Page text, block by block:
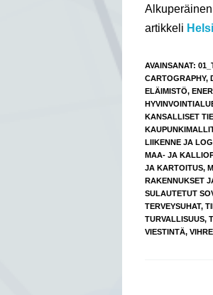
artikkeli
AVAINSANAT:
CARTOGRAPHY,
ELÄIMISTÖ,
KANSALLISET
LIIKENNE JA
MAA- JA
JA KARTOITUS,
RAKENNUKSET
SULAUTETUT
TERVEYSUHAT,
TURVALLISUUS,
VIESTINTÄ,